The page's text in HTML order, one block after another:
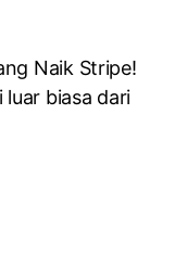
Naik Stripe!
biasa dari